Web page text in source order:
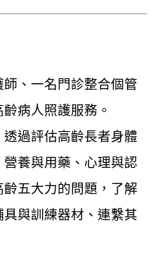
、一名門診整合個管
病人照護服務。
過評估高齡長者身體
養與用藥、心理與認
五大力的問題，了解
與訓練器材、連繫其